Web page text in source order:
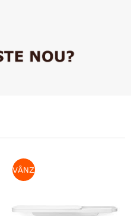
VÂNZARE